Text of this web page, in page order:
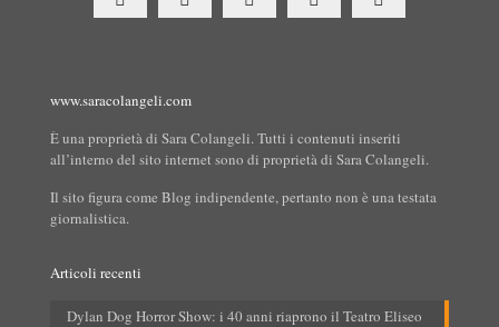
www.saracolangeli.com
È una proprietà di Sara Colangeli. Tutti i contenuti inseriti
all’interno del sito internet sono di proprietà di Sara Colangeli.
Il sito figura come Blog indipendente, pertanto non è una testata
giornalistica.
Articoli recenti
Dylan Dog Horror Show: i 40 anni riaprono il Teatro Eliseo